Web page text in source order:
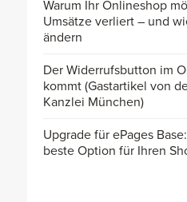
Warum Ihr Onlineshop
Umsätze verliert – und
ändern
Der Widerrufsbutton im
kommt (Gastartikel von
Kanzlei München)
Upgrade für ePages
beste Option für Ihren